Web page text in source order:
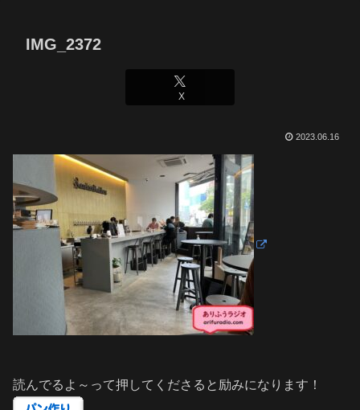
IMG_2372
X
2023.06.16
読んでるよ～って押してくださると励みになります！